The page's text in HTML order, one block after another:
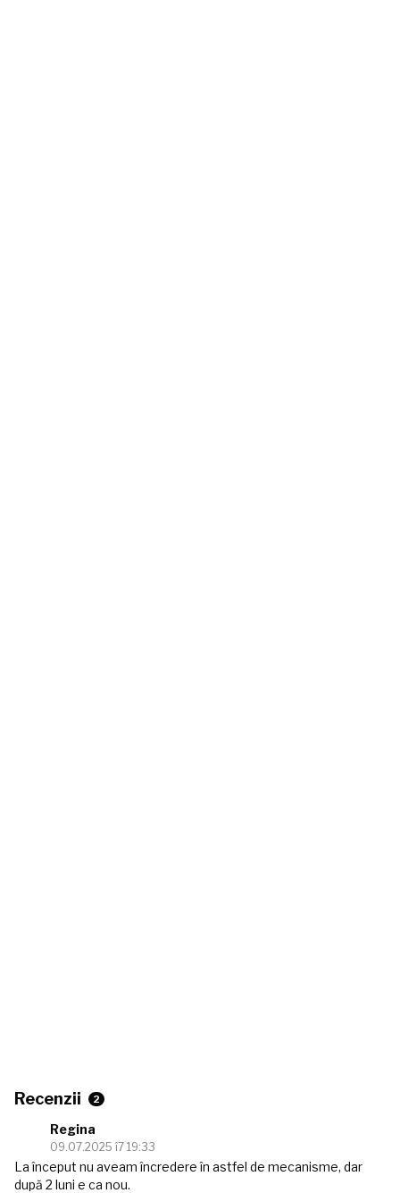
Recenzii 2
Regina
09.07.2025 î7 19:33
La început nu aveam încredere în astfel de mecanisme, dar
după 2 luni e ca nou.